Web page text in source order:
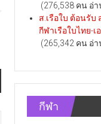
(276,538 คน อ่
ส.เรือใบ ต้อนรับ
กีฬาเรือใบไทย-เ
(265,342 คน อ่
กีฬา